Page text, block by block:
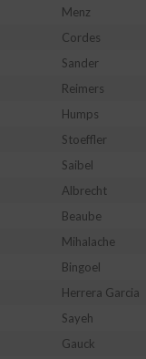
Menz
Cordes
Sander
Reimers
Humps
Stoeffler
Saibel
Albrecht
Beaube
Mihalache
Bingoel
Herrera Garcia
Sayeh
Gauck